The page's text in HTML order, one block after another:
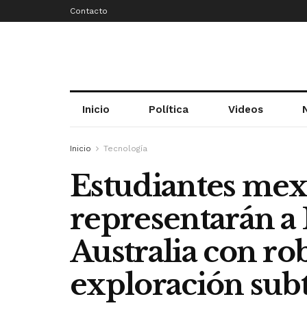
Contacto
Inicio Política Videos
Inicio Tecnología
Estudiantes
representarán
Australia con
exploración